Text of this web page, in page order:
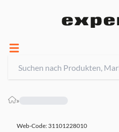
»
Web-Code: 31101228010